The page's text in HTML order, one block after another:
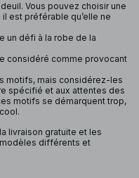
Vous pouvez choisir une
est préférable qu’elle ne
un défi à la robe de la
considéré comme provocant
motifs, mais considérez-les
spécifié et aux attentes des
motifs se démarquent trop,
livraison gratuite et les
différents et